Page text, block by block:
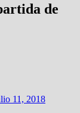
de
11, 2018